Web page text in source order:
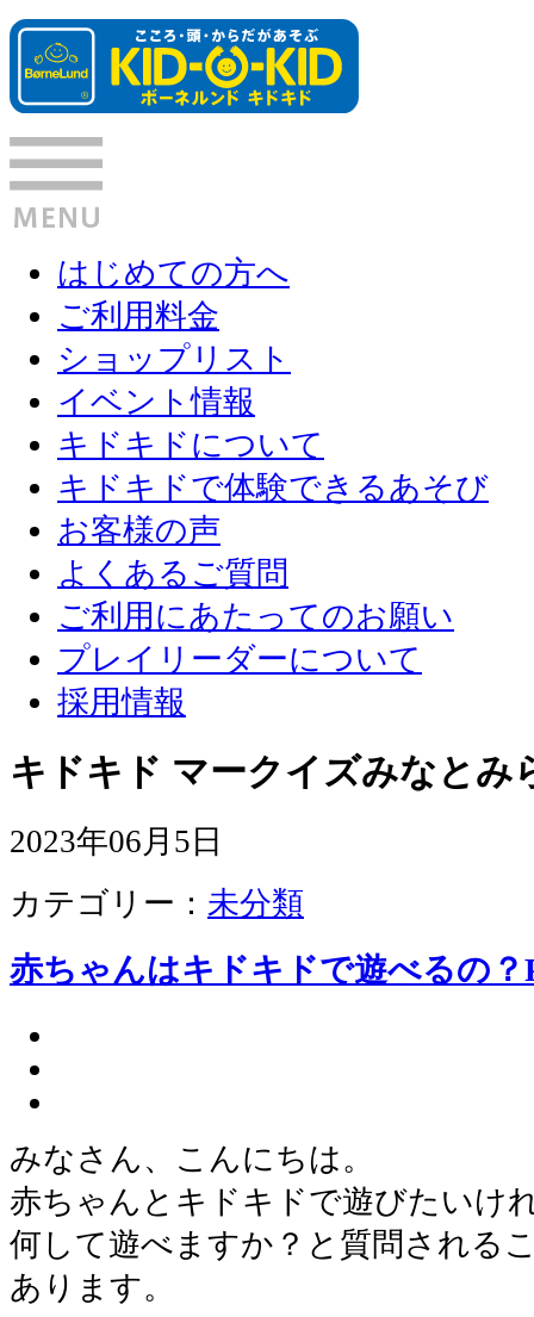
はじめての方へ
ご利用料金
ショップリスト
イベント情報
キドキドについて
キドキドで体験できるあそび
お客様の声
よくあるご質問
ご利用にあたってのお願い
プレイリーダーについて
採用情報
キドキド マークイズみなとみ
2023年06月5日
カテゴリー： 未分類
赤ちゃんはキドキドで遊べるの？
みなさん、こんにちは。
赤ちゃんとキドキドで遊びたいけ
何して遊べますか？と質問される
あります。